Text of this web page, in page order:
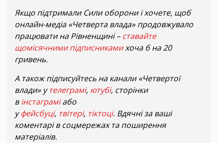
Якщо підтримали Сили оборони і хочете, щоб
онлайн-медіа «Четверта влада» продовжувало
працювати на Рівненщині –ставайте
щомісячними підписникамихоча б на 20
гривень.
А також підписуйтесь на канали «Четвертої
влади» утелеграмі, ютубі, сторінки
вінстаграміабо
уфейсбуці, твітері, тіктоці. Вдячні за ваші
коментарі в соцмережах та поширення
матеріалів.